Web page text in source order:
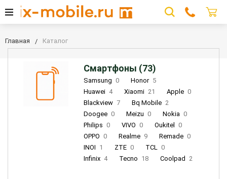
Главная Каталог
Смартфоны (73)
Samsung 0 Honor 5
Huawei 4 Xiaomi 21 Apple 0
Blackview 7 Bq Mobile 2
Doogee 0 Meizu 0 Nokia 0
Philips 0 VIVO 0 Oukitel
0
OPPO 0 Realme 9 Remade 0
INOI 1 ZTE 0 TCL 0
Infinix 4 Tecno 18 Coolpad 2